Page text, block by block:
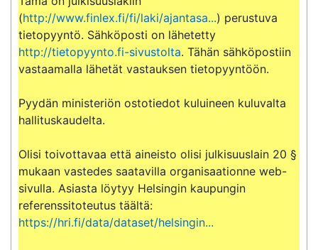
(http://www.finlex.fi/fi/laki/ajantasa...) perustuva
http://tietopyynto.fi-sivustolta. Tähän sähköpostiin
vastaamalla lähetät vastauksen tietopyyntöön.
Pyydän ministeriön ostotiedot kuluineen kuluvalta
hallituskaudelta.
Olisi toivottavaa että aineisto olisi julkisuuslain 20 §
mukaan vastedes saatavilla organisaationne web-
sivulla. Asiasta löytyy Helsingin kaupungin
https://hri.fi/data/dataset/helsingin...